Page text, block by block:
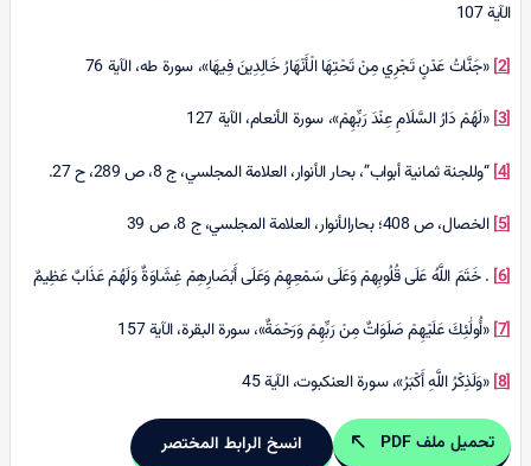
الآية 107
[2] «جَنَّاتُ عَدْنٍ تَجْرِي مِنْ تَحْتِهَا الْأَنْهَارُ خَالِدِينَ فِيهَا»، سورة طه، الآية 76
[3] «لَهُمْ دَارُ السَّلَامِ عِنْدَ رَبِّهِمْ»، سورة الأنعام، الآية 127
[4] “وللجنة ثمانية أبواب”، بحار الأنوار، العلامة المجلسي، ج 8، ص 289، ح 27.
[5] الخصال، ص 408؛ بحارالأنوار، العلامة المجلسي، ج 8، ص 39
[6] . خَتَمَ اللَّهُ عَلَى قُلُوبِهمْ وَعَلَى سَمْعِهِمْ وَعَلَى أَبْصَارِهِمْ غِشَاوَةٌ وَلَهُمْ عَذَابٌ عَظِيمٌ
[7] «أُولَٰئِكَ عَلَيْهِمْ صَلَوَاتٌ مِنْ رَبِّهِمْ وَرَحْمَةٌ»، سورة البقرة، الآية 157
[8] «وَلَذِكْرُ اللَّهِ أَكْبَرُ»، سورة العنکبوت، الآية 45
تحميل ملف PDF انسخ الرابط المختصر